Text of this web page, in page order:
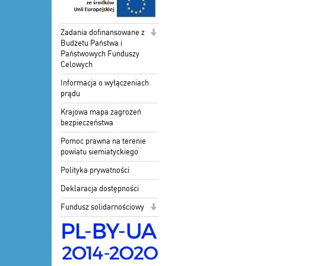
Zadania dofinansowane z
Budżetu Państwa i
Państwowych Funduszy
Celowych
Informacja o wyłączeniach
prądu
Krajowa mapa zagrożeń
bezpieczeństwa
Pomoc prawna na terenie
powiatu siemiatyckiego
Polityka prywatności
Deklaracja dostępności
Fundusz solidarnościowy